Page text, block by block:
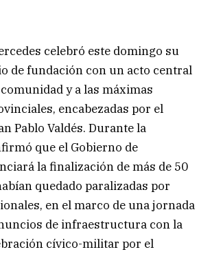
celebró este domingo su
de fundación con un acto central
y a las máximas
encabezadas por el
Pablo Valdés. Durante la
que el Gobierno de
la finalización de más de 50
quedado paralizadas por
en el marco de una jornada
de infraestructura con la
cívico-militar por el